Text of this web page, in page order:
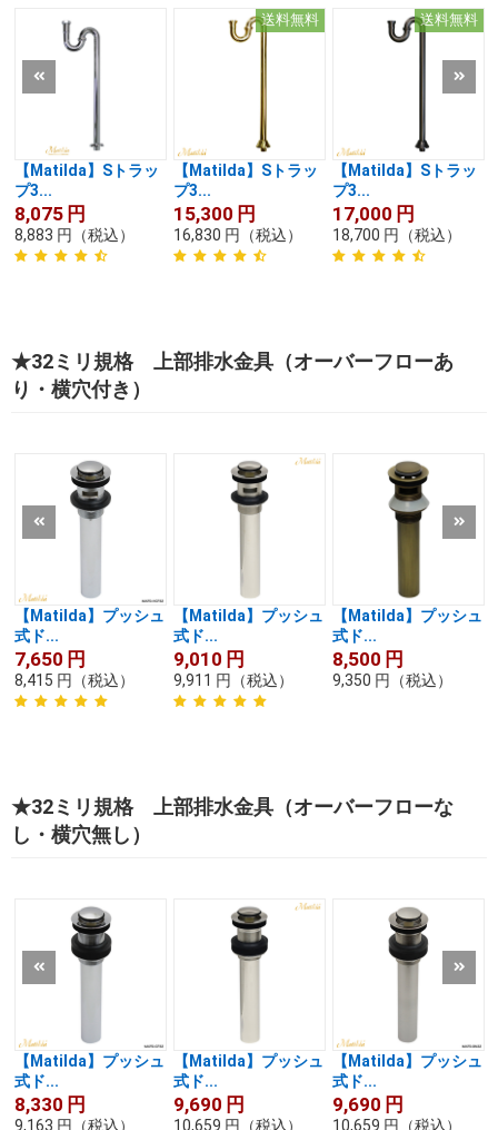
【Matilda】Sトラッ
プ3...
8,075 円
8,883 円 （税込）
送料無料
【Matilda】Sトラッ
プ3...
15,300 円
16,830 円 （税込）
送料無料
【Matilda】Sトラッ
プ3...
17,000 円
18,700 円 （税込）
★32ミリ規格 上部排水金具（オーバーフローあ
り・横穴付き）
【Matilda】プッシュ
式ド...
7,650 円
8,415 円 （税込）
【Matilda】プッシュ
式ド...
9,010 円
9,911 円 （税込）
【Matilda】プッシュ
式ド...
8,500 円
9,350 円 （税込）
★32ミリ規格 上部排水金具（オーバーフローな
し・横穴無し）
【Matilda】プッシュ
式ド...
8,330 円
9,163 円 （税込）
【Matilda】プッシュ
式ド...
9,690 円
10,659 円 （税込）
【Matilda】プッシュ
式ド...
9,690 円
10,659 円 （税込）